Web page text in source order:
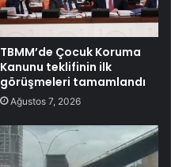
TBMM’de Çocuk Koruma
Kanunu teklifinin ilk
görüşmeleri tamamlandı
Ağustos 7, 2026